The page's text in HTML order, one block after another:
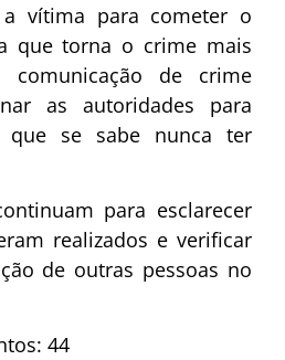
a vítima para cometer o
que torna o crime mais
comunicação de crime
as autoridades para
se sabe nunca ter
para esclarecer
realizados e verificar
de outras pessoas no
44